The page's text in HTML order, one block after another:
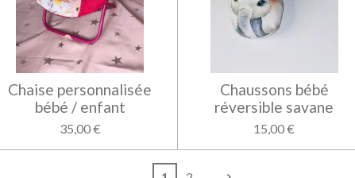
Chaise personnalisée
bébé / enfant
35,00 €
Chaussons bébé
réversible savane
15,00 €